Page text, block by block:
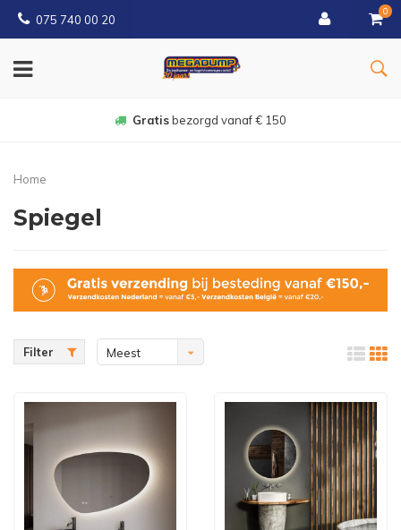
075 740 00 20
0
Gratisbezorgd vanaf € 150
Home
Spiegel
Filter
Meest